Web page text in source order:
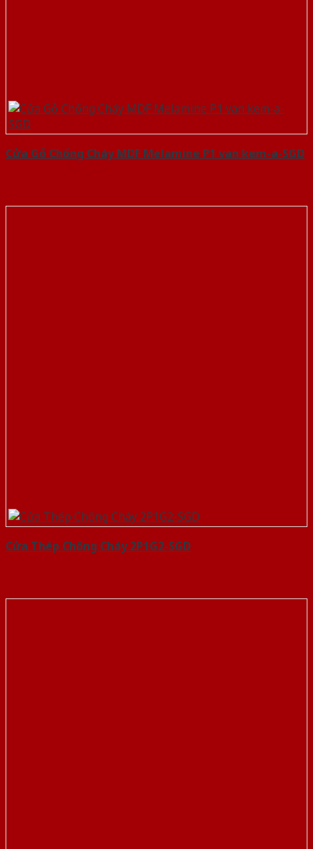
Cửa Gỗ Chống Cháy MDF Melamine P1 van kem-a-SGD
Cửa Thép Chống Cháy 2P1G2-SGD